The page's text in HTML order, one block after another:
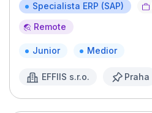
Specialista ERP (SAP)
Remote
Junior Medior
EFFIIS s.r.o. Praha